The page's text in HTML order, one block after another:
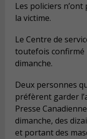
Les policiers n’ont
la victime.
Le Centre de
toutefois confirmé
dimanche.
Deux personnes
préfèrent garder
Presse
dimanche, des
et portant des